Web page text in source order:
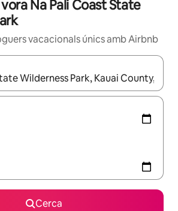
Na Pali Coast State
vacacionals únics amb Airbnb
estiguin disponibles, podràs navegar-hi a
Cerca